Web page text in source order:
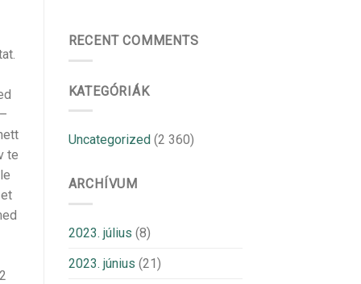
te
RECENT COMMENTS
KATEGÓRIÁK
Uncategorized (2 360)
ARCHÍVUM
2023. július (8)
2023. június (21)